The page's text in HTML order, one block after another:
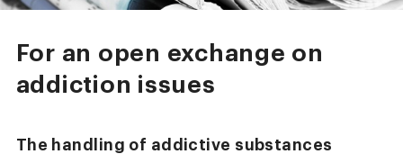
For an open exchange on
addiction issues
The handling of addictive substances